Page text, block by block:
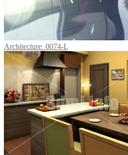
Architecture_0074-L